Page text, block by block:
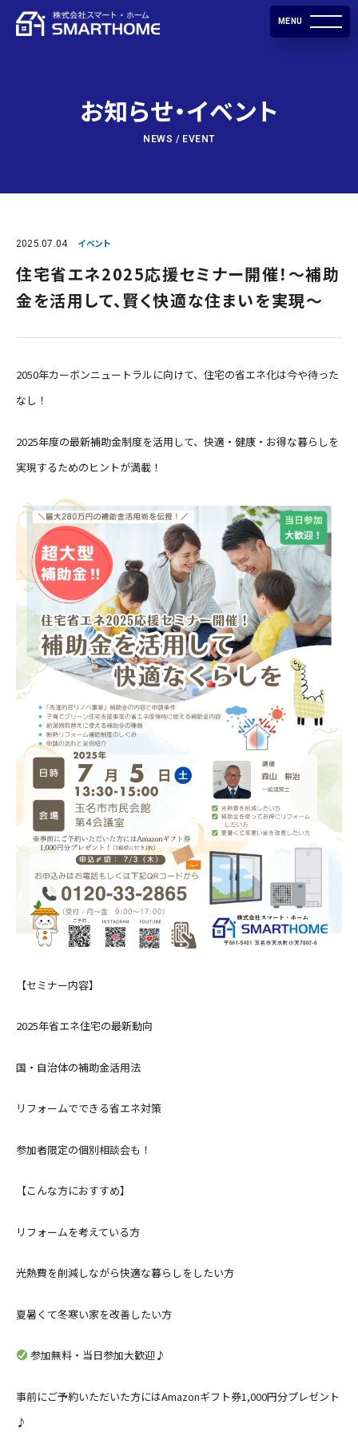
MENU
お知らせ・イベント
NEWS / EVENT
2025.07.04 イベント
住宅省エネ2025応援セミナー開催！〜補助
金を活用して、賢く快適な住まいを実現〜
2050年カーボンニュートラルに向けて、住宅の省エネ化は今や待った
なし！
2025年度の最新補助金制度を活用して、快適・健康・お得な暮らしを
実現するためのヒントが満載！
【セミナー内容】
2025年省エネ住宅の最新動向
国・自治体の補助金活用法
リフォームでできる省エネ対策
参加者限定の個別相談会も！
【こんな方におすすめ】
リフォームを考えている方
光熱費を削減しながら快適な暮らしをしたい方
夏暑くて冬寒い家を改善したい方
参加無料・当日参加大歓迎♪
事前にご予約いただいた方にはAmazonギフト券1,000円分プレゼント
♪